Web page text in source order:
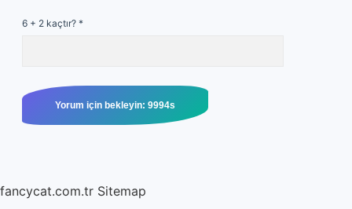
6 + 2 kaçtır? *
fancycat.com.tr Sitemap